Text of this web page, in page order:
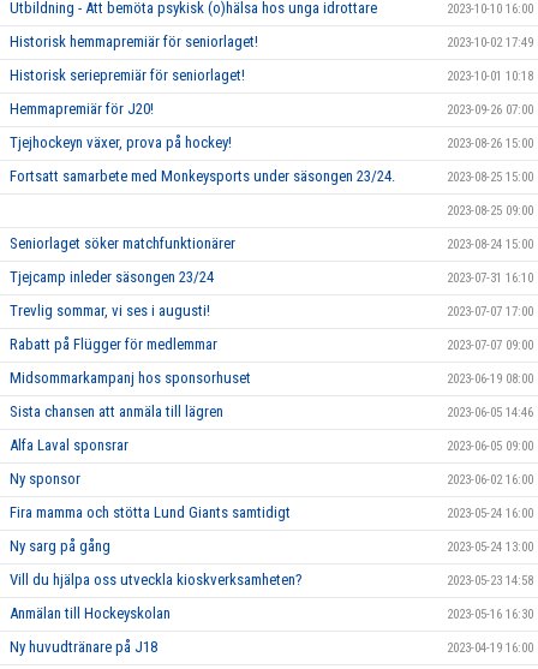
Utbildning - Att bemöta psykisk (o)hälsa hos unga idrottare 2023-10-10 16:00
Historisk hemmapremiär för seniorlaget! 2023-10-02 17:49
Historisk seriepremiär för seniorlaget! 2023-10-01 10:18
Hemmapremiär för J20! 2023-09-26 07:00
Tjejhockeyn växer, prova på hockey! 2023-08-26 15:00
Fortsatt samarbete med Monkeysports under säsongen 23/24. 2023-08-25 15:00
2023-08-25 09:00
Seniorlaget söker matchfunktionärer 2023-08-24 15:00
Tjejcamp inleder säsongen 23/24 2023-07-31 16:10
Trevlig sommar, vi ses i augusti! 2023-07-07 17:00
Rabatt på Flügger för medlemmar 2023-07-07 09:00
Midsommarkampanj hos sponsorhuset 2023-06-19 08:00
Sista chansen att anmäla till lägren 2023-06-05 14:46
Alfa Laval sponsrar 2023-06-05 09:00
Ny sponsor 2023-06-02 16:00
Fira mamma och stötta Lund Giants samtidigt 2023-05-24 16:00
Ny sarg på gång 2023-05-24 13:00
Vill du hjälpa oss utveckla kioskverksamheten? 2023-05-23 14:58
Anmälan till Hockeyskolan 2023-05-16 16:30
Ny huvudtränare på J18 2023-04-19 16:00